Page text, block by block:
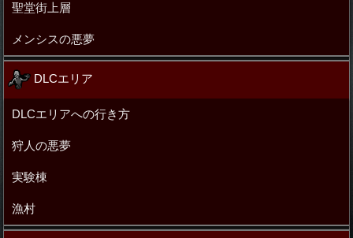
聖堂街上層
メンシスの悪夢
DLCエリア
DLCエリアへの行き方
狩人の悪夢
実験棟
漁村